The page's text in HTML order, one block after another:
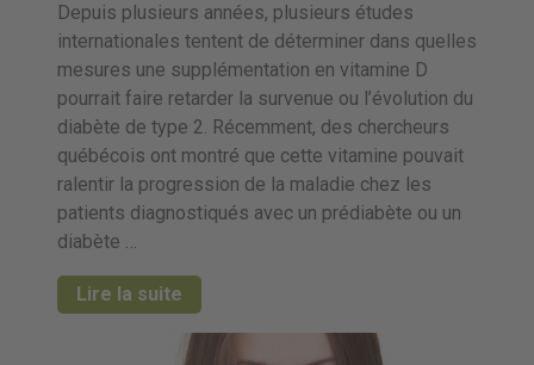
Depuis plusieurs années, plusieurs études
internationales tentent de déterminer dans quelles
mesures une supplémentation en vitamine D
pourrait faire retarder la survenue ou l’évolution du
diabète de type 2. Récemment, des chercheurs
québécois ont montré que cette vitamine pouvait
ralentir la progression de la maladie chez les
patients diagnostiqués avec un prédiabète ou un
diabète …
Lire la suite